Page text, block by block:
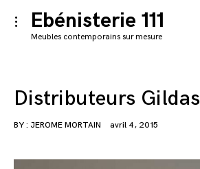
Skip
to
Ebénisterie 111
Meubles contemporains sur mesure
toggle
open/close
Distributeurs Gildas
BY : JEROME MORTAIN avril 4, 2015